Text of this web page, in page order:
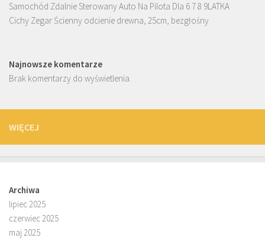
Samochód Zdalnie Sterowany Auto Na Pilota Dla 6 7 8 9LATKA
Cichy Zegar Ścienny odcienie drewna, 25cm, bezgłośny
Najnowsze komentarze
Brak komentarzy do wyświetlenia.
WIĘCEJ
Archiwa
lipiec 2025
czerwiec 2025
maj 2025